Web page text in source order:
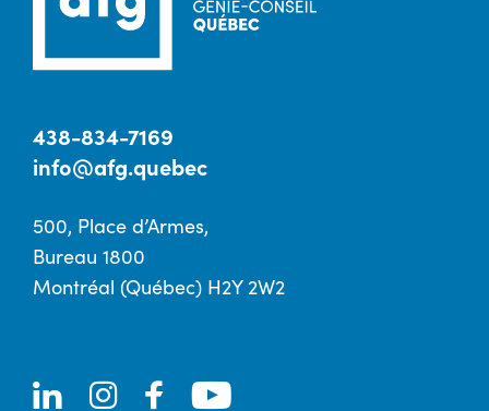
438-834-7169
info@afg.quebec
500, Place d’Armes,
Bureau 1800
Montréal (Québec) H2Y 2W2